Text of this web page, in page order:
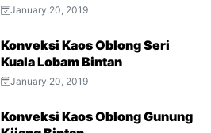
January 20, 2019
Konveksi Kaos Oblong Seri
Kuala Lobam Bintan
January 20, 2019
Konveksi Kaos Oblong Gunung